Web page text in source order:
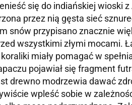
się do indiańskiej wioski
przez nią gęsta sieć
snów przypisano znacznie
wszystkimi złymi mocami.
miały pomagać w
pojawiał się fragment
drewno modrzewia dawać
wpleść sobie w